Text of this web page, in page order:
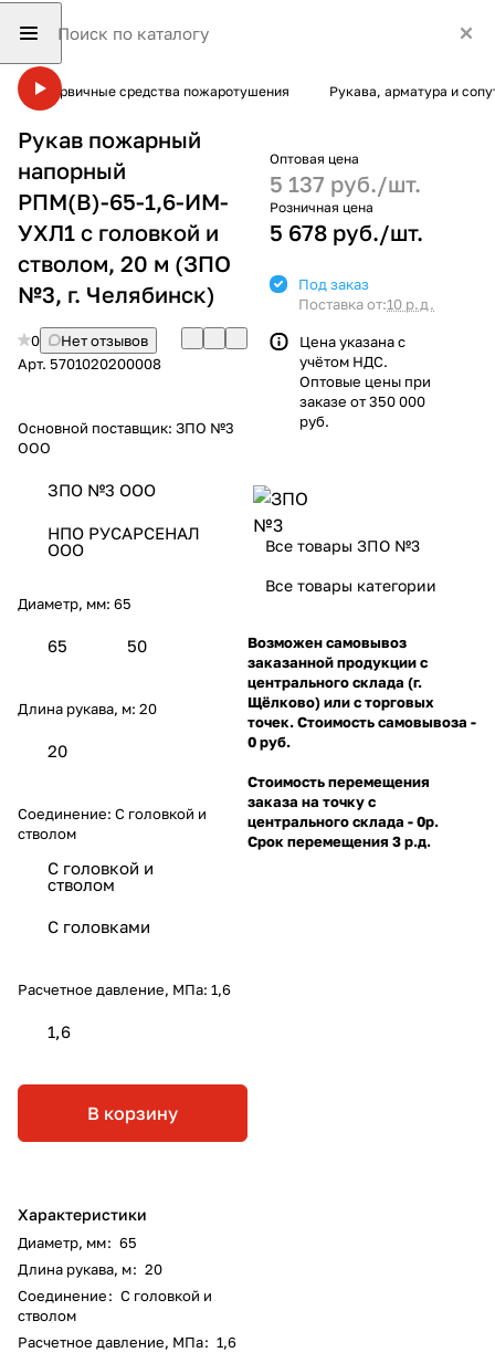
Первичные средства пожаротушения Рукава, арматура и
Рукав пожарный
напорный
РПМ(В)-65-1,6-ИМ-
УХЛ1 с головкой и
стволом, 20 м (ЗПО
№3, г. Челябинск)
0
Нет отзывов
Арт. 5701020200008
Основной поставщик: ЗПО №3
ООО
ЗПО №3 ООО
НПО РУСАРСЕНАЛ
ООО
Диаметр, мм: 65
65 50
Длина рукава, м: 20
20
Соединение: С головкой и
стволом
С головкой и
стволом
С головками
Расчетное давление, МПа: 1,6
1,6
В корзину
Характеристики
Диаметр, мм: 65
Длина рукава, м: 20
Соединение: С головкой и
стволом
Расчетное давление, МПа: 1,6
Оптовая цена
5 137 руб./шт.
Розничная цена
5 678 руб./шт.
Под заказ
Поставка от:10 р.д.
Цена указана с
учётом НДС.
Оптовые цены при
заказе от 350 000
руб.
Все товары ЗПО №3
Все товары категории
Возможен самовывоз
заказанной продукции с
центрального склада (г.
Щёлково) или с торговых
точек. Стоимость самовывоза -
0 руб.
Стоимость перемещения
заказа на точку с
центрального склада - 0р.
Срок перемещения 3 р.д.